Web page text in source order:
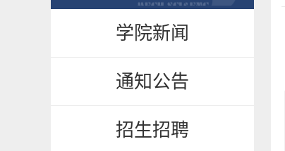
学院新闻
通知公告
招生招聘